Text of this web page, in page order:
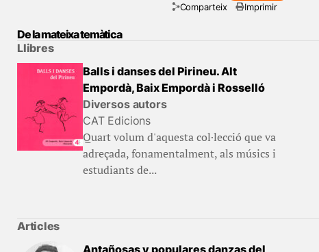
Comparteix Imprimir
De la mateixa temàtica
Llibres
Balls i danses del Pirineu. Alt
Empordà, Baix Empordà i Rosselló
Diversos autors
CAT Edicions
Quart volum d'aquesta col·lecció que va
adreçada, fonamentalment, als músics i
estudiants de...
Articles
Antañosas y populares danzas del